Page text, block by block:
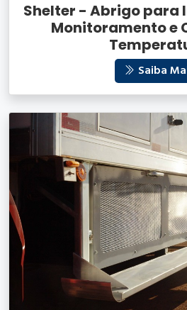
Shelter - Abrigo para
Monitoramento e
Saiba